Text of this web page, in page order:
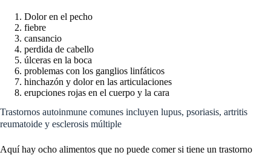
Dolor en el pecho
fiebre
cansancio
perdida de cabello
úlceras en la boca
problemas con los ganglios linfáticos
hinchazón y dolor en las articulaciones
erupciones rojas en el cuerpo y la cara
Trastornos autoinmune comunes incluyen lupus, psoriasis, artritis
reumatoide y esclerosis múltiple
Aquí hay ocho alimentos que no puede comer si tiene un trastorno